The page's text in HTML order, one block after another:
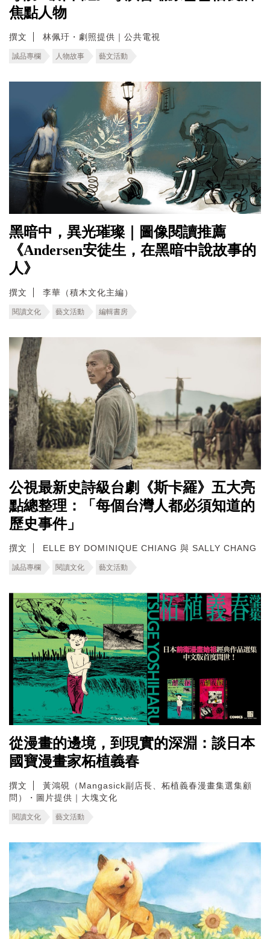
焦點人物
撰文 林佩玗・劇照提供｜公共電視
誠品專欄 人物故事 藝文活動
黑暗中，異光璀璨｜圖像閱讀推薦
《Andersen安徒生，在黑暗中說故事的
人》
撰文 李華（積木文化主編）
閱讀文化 藝文活動 編輯書房
公視最新史詩級台劇《斯卡羅》五大亮
點總整理：「每個台灣人都必須知道的
歷史事件」
撰文 ELLE BY DOMINIQUE CHIANG 與 SALLY CHANG
誠品專欄 閱讀文化 藝文活動
從漫畫的邊境，到現實的深淵：談日本
國寶漫畫家柘植義春
撰文
黃鴻硯（Mangasick副店長、柘植義春漫畫集選集顧
問）・圖片提供｜大塊文化
閱讀文化 藝文活動